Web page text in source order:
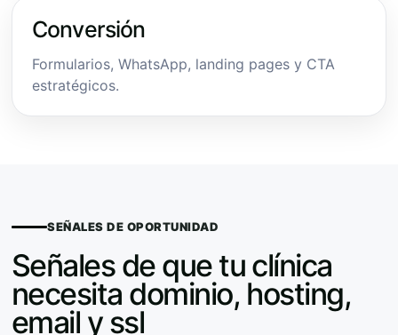
Conversión
Formularios, WhatsApp, landing pages y CTA
estratégicos.
SEÑALES DE OPORTUNIDAD
Señales de que tu clínica
necesita dominio, hosting,
email y ssl